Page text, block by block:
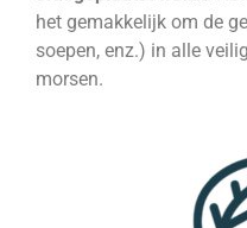
het gemakkelijk om de
soepen, enz.) in alle
morsen.